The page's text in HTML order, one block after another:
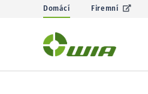
Domácí Firemní